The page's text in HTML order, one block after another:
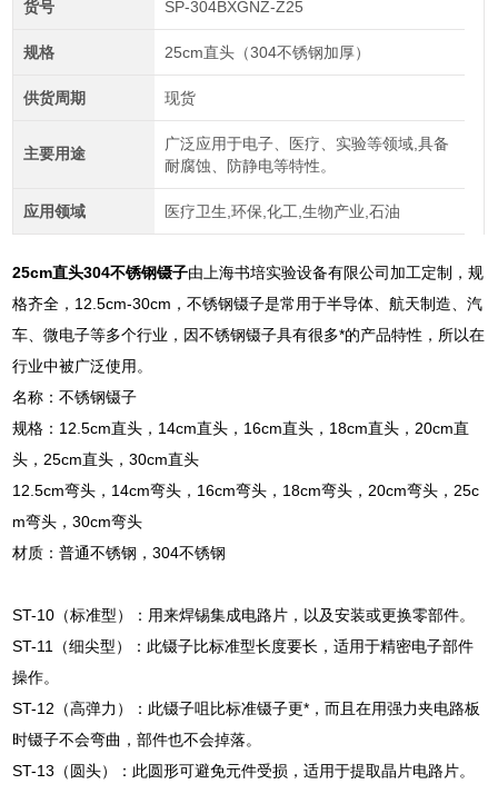
货号 SP-304BXGNZ-Z25
规格 25cm直头（304不锈钢加厚）
供货周期 现货
主要用途
广泛应用于电子、医疗、实验等领域,具备
耐腐蚀、防静电等特性。
应用领域 医疗卫生,环保,化工,生物产业,石油
25cm直头304不锈钢镊子由上海书培实验设备有限公司加工定制，规
格齐全，12.5cm-30cm，不锈钢镊子是常用于半导体、航天制造、汽
车、微电子等多个行业，因不锈钢镊子具有很多*的产品特性，所以在
行业中被广泛使用。
名称：不锈钢镊子
规格：12.5cm直头，14cm直头，16cm直头，18cm直头，20cm直
头，25cm直头，30cm直头
12.5cm弯头，14cm弯头，16cm弯头，18cm弯头，20cm弯头，25c
m弯头，30cm弯头
材质：普通不锈钢，304不锈钢
ST-10（标准型）：用来焊锡集成电路片，以及安装或更换零部件。
ST-11（细尖型）：此镊子比标准型长度要长，适用于精密电子部件
操作。
ST-12（高弹力）：此镊子咀比标准镊子更*，而且在用强力夹电路板
时镊子不会弯曲，部件也不会掉落。
ST-13（圆头）：此圆形可避免元件受损，适用于提取晶片电路片。